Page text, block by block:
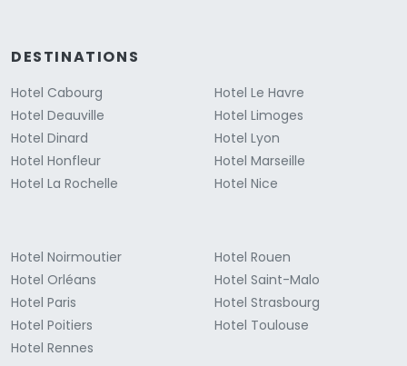
DESTINATIONS
Hotel Cabourg
Hotel Deauville
Hotel Dinard
Hotel Honfleur
Hotel La Rochelle
Hotel Le Havre
Hotel Limoges
Hotel Lyon
Hotel Marseille
Hotel Nice
Hotel Noirmoutier
Hotel Orléans
Hotel Paris
Hotel Poitiers
Hotel Rennes
Hotel Rouen
Hotel Saint-Malo
Hotel Strasbourg
Hotel Toulouse